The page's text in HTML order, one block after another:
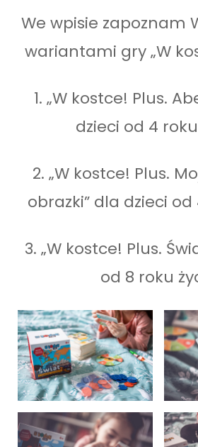
We wpisie zapoznam
wariantami gry „W
1. „W kostce! Plus.
dzieci od 4
2. „W kostce! Plus.
obrazki” dla dzieci
3. „W kostce! Plus.
od 8 roku